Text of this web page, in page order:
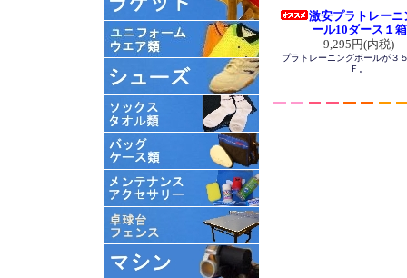
激安プラトレーニ
ール10ダース１箱
9,295円(内税)
プラトレーニングボールが３
Ｆ。